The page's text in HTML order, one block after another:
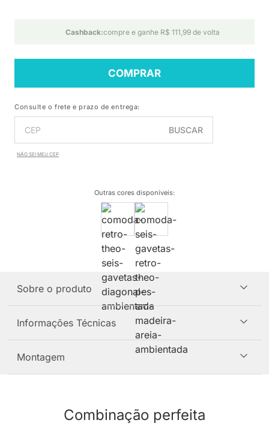
Cashback:compre e ganhe R$ 111,99 de volta
COMPRAR
Consulte o frete e prazo de entrega:
BUSCAR
NÃO SEI MEU CEP
Outras cores disponíveis:
Sobre o produto
Informações Técnicas
Montagem
Combinação perfeita